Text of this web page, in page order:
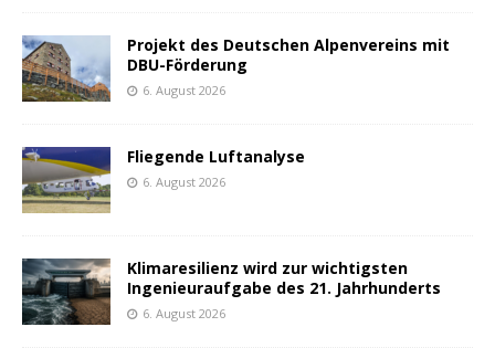
Projekt des Deutschen Alpenvereins mit
DBU-Förderung
6. August 2026
Fliegende Luftanalyse
6. August 2026
Klimaresilienz wird zur wichtigsten
Ingenieuraufgabe des 21. Jahrhunderts
6. August 2026